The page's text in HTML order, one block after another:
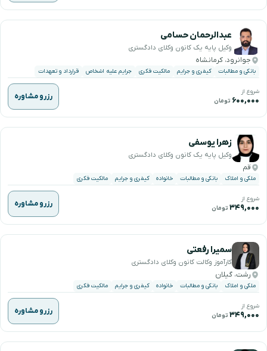
عبدالرحمان حسامی
وکیل پایه یک کانون وکلای دادگستری
جوانرود، کرمانشاه
بانکی و مطالبات کیفری و جرایم مالکیت فکری جرایم علیه اشخاص قرارداد و تعهدات
شروع از
۶۰۰,۰۰۰ تومان رزرو مشاوره
زهرا یوسفی
وکیل پایه یک کانون وکلای دادگستری
قم
ملکی و املاک بانکی و مطالبات خانواده کیفری و جرایم مالکیت فکری
شروع از
۳۴۹,۰۰۰ تومان رزرو مشاوره
سمیرا رفعتی
کارآموز وکالت کانون وکلای دادگستری
رشت، گیلان
ملکی و املاک بانکی و مطالبات خانواده کیفری و جرایم مالکیت فکری
شروع از
۳۴۹,۰۰۰ تومان رزرو مشاوره